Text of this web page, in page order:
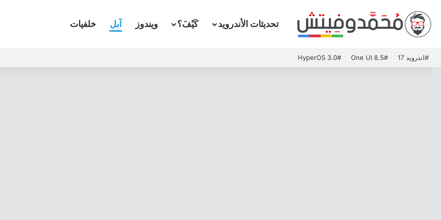
تحديثات الأندرويد كَيْفَ؟ ويندوز آبل خلفيات
#اندرويد 17 #One UI 8.5
#HyperOS 3.0